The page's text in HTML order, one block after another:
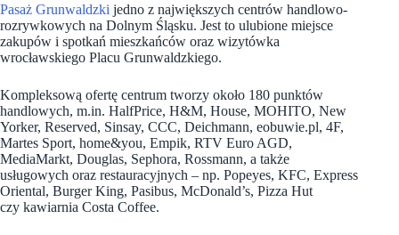
Pasaż Grunwaldzki jedno z największych centrów handlowo-
rozrywkowych na Dolnym Śląsku. Jest to ulubione miejsce
zakupów i spotkań mieszkańców oraz wizytówka
wrocławskiego Placu Grunwaldzkiego.
Kompleksową ofertę centrum tworzy około 180 punktów
handlowych, m.in. HalfPrice, H&M, House, MOHITO, New
Yorker, Reserved, Sinsay, CCC, Deichmann, eobuwie.pl, 4F,
Martes Sport, home&you, Empik, RTV Euro AGD,
MediaMarkt, Douglas, Sephora, Rossmann, a także
usługowych oraz restauracyjnych – np. Popeyes, KFC, Express
Oriental, Burger King, Pasibus, McDonald’s, Pizza Hut
czy kawiarnia Costa Coffee.